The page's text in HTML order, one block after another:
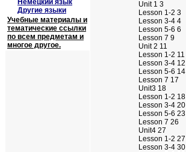
Unit 1 3
Lesson 1-2 3
Lesson 3-4 4
Lesson 5-6 6
Lesson 7 9
Unit 2 11
Lesson 1-2 11
Lesson 3-4 12
Lesson 5-6 14
Lesson 7 17
Unit3 18
Lesson 1-2 18
Lesson 3-4 20
Lesson 5-6 23
Lesson 7 26
Unit4 27
Lesson 1-2 27
Lesson 3-4 30
Немецкий язык
Другие языки
Учебные материалы и
тематические ссылки
по всем предметам и
многое другое.